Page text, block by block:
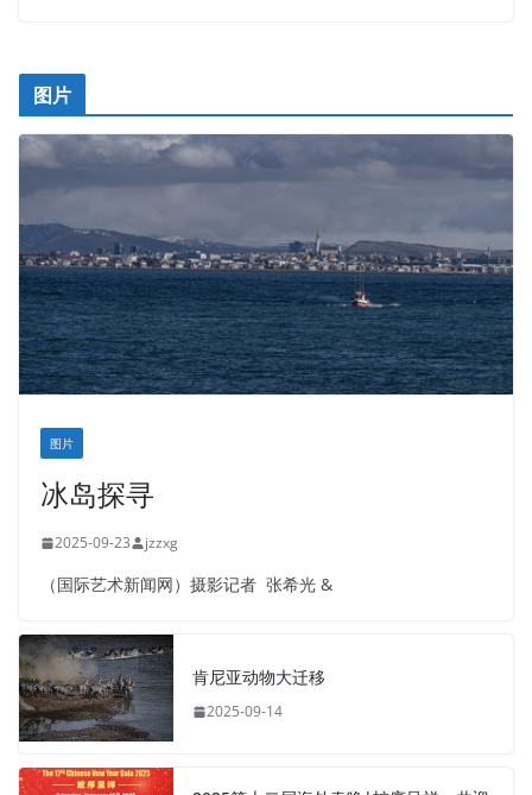
图片
图片
冰岛探寻
2025-09-23 jzzxg
（国际艺术新闻网）摄影记者 张希光 &
肯尼亚动物大迁移
2025-09-14